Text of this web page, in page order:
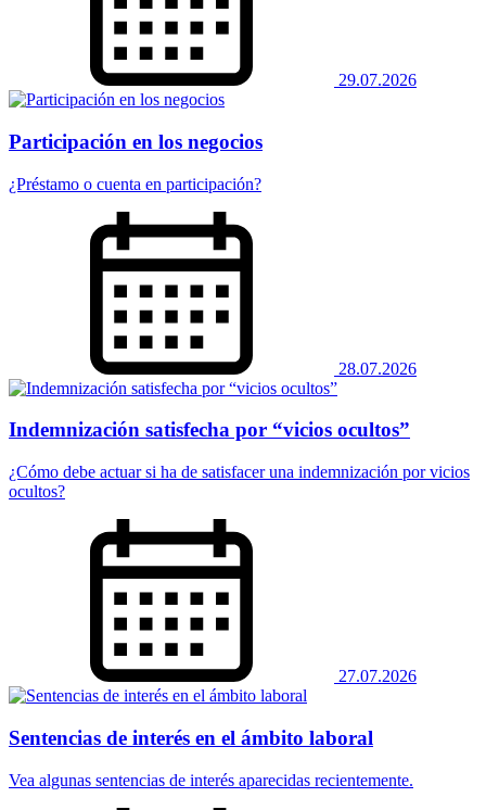
29.07.2026
Participación en los negocios
¿Préstamo o cuenta en participación?
28.07.2026
Indemnización satisfecha por “vicios ocultos”
¿Cómo debe actuar si ha de satisfacer una indemnización por vicios
ocultos?
27.07.2026
Sentencias de interés en el ámbito laboral
Vea algunas sentencias de interés aparecidas recientemente.